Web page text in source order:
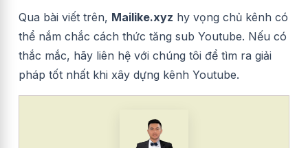
Qua bài viết trên, Mailike.xyz hy vọng chủ kênh có
thể nắm chắc cách thức tăng sub Youtube. Nếu có
thắc mắc, hãy liên hệ với chúng tôi để tìm ra giải
pháp tốt nhất khi xây dựng kênh Youtube.